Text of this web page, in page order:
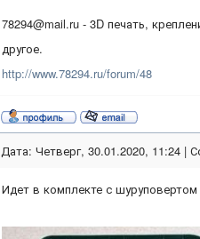
78294@mail.ru - 3D печать,
другое.
http://www.78294.ru/forum/48
Дата: Четверг, 30.01.2020, 11:24 |
Идет в комплекте с